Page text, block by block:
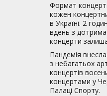
Формат
кожен
в Україні. 2
вдень з
концерти
Пандемія
з небагатьох
концертів
концертами у
Палаці Спорту.